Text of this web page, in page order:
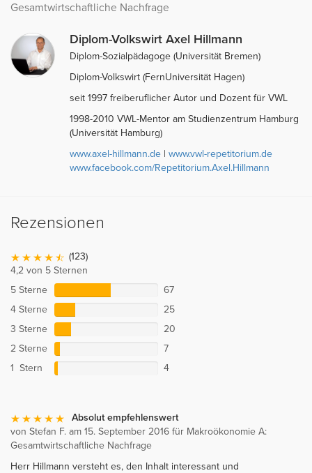
Gesamtwirtschaftliche Nachfrage
Diplom-Volkswirt Axel Hillmann
Diplom-Sozialpädagoge (Universität Bremen)
Diplom-Volkswirt (FernUniversität Hagen)
seit 1997 freiberuflicher Autor und Dozent für VWL
1998-2010 VWL-Mentor am Studienzentrum Hamburg
(Universität Hamburg)
www.axel-hillmann.de | www.vwl-repetitorium.de
www.facebook.com/Repetitorium.Axel.Hillmann
Rezensionen
(123)
4,2 von 5 Sternen
5 Sterne
67
4 Sterne
25
3 Sterne
20
2 Sterne
7
1 Stern
4
Absolut empfehlenswert
von Stefan F. am 15. September 2016 für Makroökonomie A:
Gesamtwirtschaftliche Nachfrage
Herr Hillmann versteht es, den Inhalt interessant und